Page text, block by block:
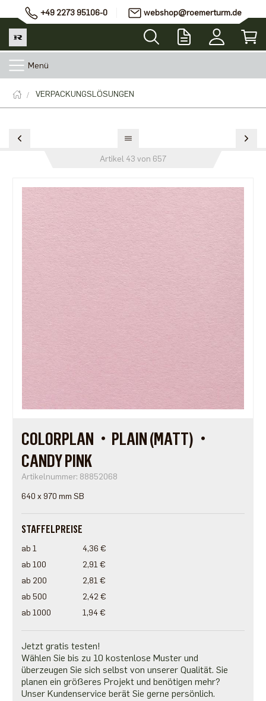
+49 2273 95106-0 webshop@roemerturm.de
Menü
VERPACKUNGSLÖSUNGEN
Artikel 43 von 657
COLORPLAN・PLAIN (MATT)・
CANDY PINK
Artikelnummer: 88852068
640 x 970 mm SB
STAFFELPREISE
ab 1
4,36 €
ab 100
2,91 €
ab 200
2,81 €
ab 500
2,42 €
ab 1000
1,94 €
Jetzt gratis testen!
Wählen Sie bis zu 10 kostenlose Muster und
überzeugen Sie sich selbst von unserer Qualität. Sie
planen ein größeres Projekt und benötigen mehr?
Unser Kundenservice berät Sie gerne persönlich.